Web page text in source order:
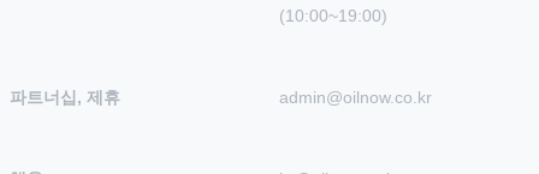
(10:00~19:00)
파트너십, 제휴 admin@oilnow.co.kr